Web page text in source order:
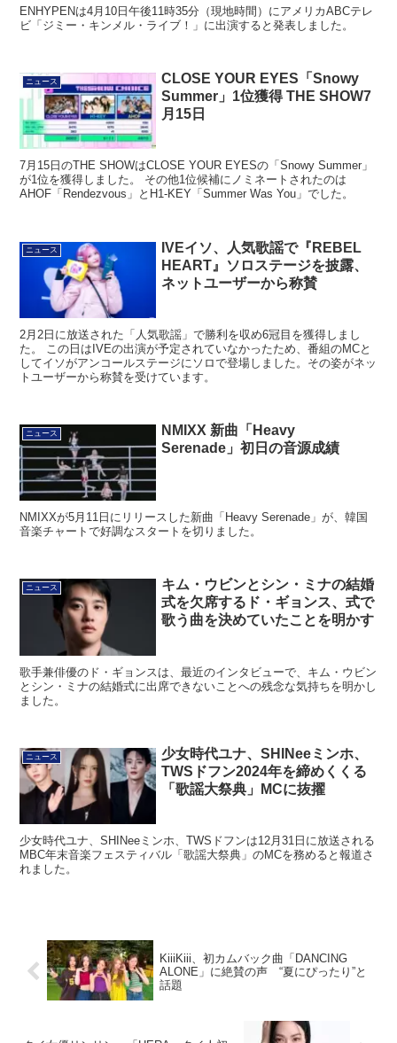
ENHYPENは4月10日午後11時35分（現地時間）にアメリカABCテレ
ビ「ジミー・キンメル・ライブ！」に出演すると発表しました。
ニュース
CLOSE YOUR EYES「Snowy
Summer」1位獲得 THE SHOW7
月15日
7月15日のTHE SHOWはCLOSE YOUR EYESの「Snowy Summer」
が1位を獲得しました。 その他1位候補にノミネートされたのは
AHOF「Rendezvous」とH1-KEY「Summer Was You」でした。
ニュース
IVEイソ、人気歌謡で『REBEL
HEART』ソロステージを披露、
ネットユーザーから称賛
2月2日に放送された「人気歌謡」で勝利を収め6冠目を獲得しまし
た。 この日はIVEの出演が予定されていなかったため、番組のMCと
してイソがアンコールステージにソロで登場しました。その姿がネッ
トユーザーから称賛を受けています。
ニュース
NMIXX 新曲「Heavy
Serenade」初日の音源成績
NMIXXが5月11日にリリースした新曲「Heavy Serenade」が、韓国
音楽チャートで好調なスタートを切りました。
ニュース
キム・ウビンとシン・ミナの結婚
式を欠席するド・ギョンス、式で
歌う曲を決めていたことを明かす
歌手兼俳優のド・ギョンスは、最近のインタビューで、キム・ウビン
とシン・ミナの結婚式に出席できないことへの残念な気持ちを明かし
ました。
ニュース
少女時代ユナ、SHINeeミンホ、
TWSドフン2024年を締めくくる
「歌謡大祭典」MCに抜擢
少女時代ユナ、SHINeeミンホ、TWSドフンは12月31日に放送される
MBC年末音楽フェスティバル「歌謡大祭典」のMCを務めると報道さ
れました。
KiiiKiii、初カムバック曲「DANCING
ALONE」に絶賛の声 “夏にぴったり”と
話題